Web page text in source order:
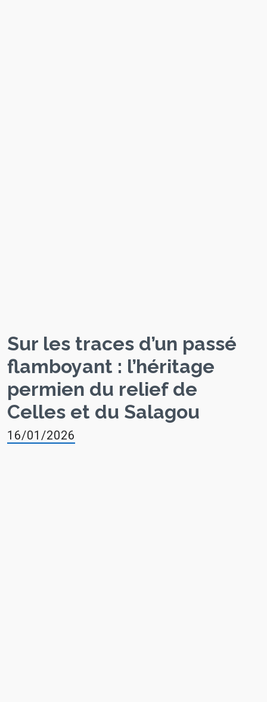
Sur les traces d’un passé
flamboyant : l’héritage
permien du relief de
Celles et du Salagou
16/01/2026